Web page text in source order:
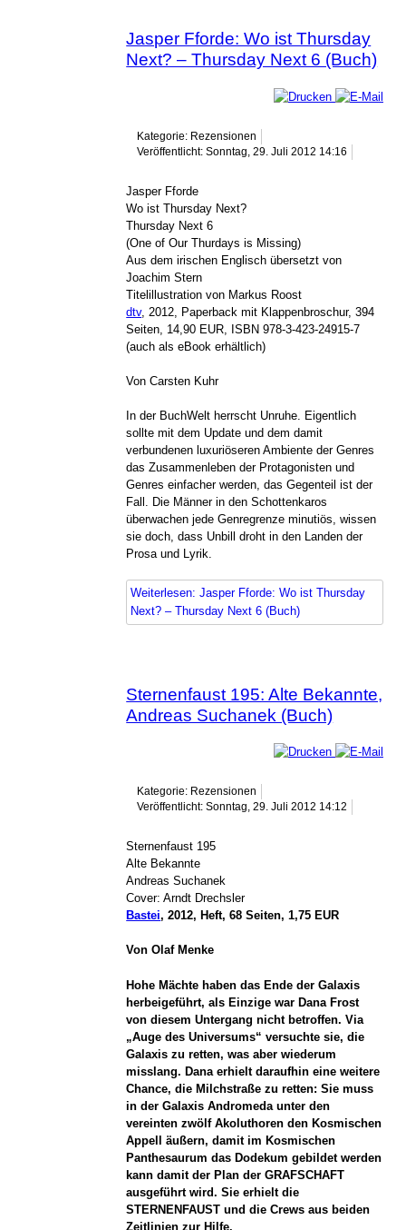
Jasper Fforde: Wo ist Thursday
Next? – Thursday Next 6 (Buch)
Kategorie: Rezensionen
Veröffentlicht: Sonntag, 29. Juli 2012 14:16
Jasper Fforde
Wo ist Thursday Next?
Thursday Next 6
(One of Our Thurdays is Missing)
Aus dem irischen Englisch übersetzt von
Joachim Stern
Titelillustration von Markus Roost
dtv, 2012, Paperback mit Klappenbroschur, 394
Seiten, 14,90 EUR, ISBN 978-3-423-24915-7
(auch als eBook erhältlich)
Von Carsten Kuhr
In der BuchWelt herrscht Unruhe. Eigentlich
sollte mit dem Update und dem damit
verbundenen luxuriöseren Ambiente der Genres
das Zusammenleben der Protagonisten und
Genres einfacher werden, das Gegenteil ist der
Fall. Die Männer in den Schottenkaros
überwachen jede Genregrenze minutiös, wissen
sie doch, dass Unbill droht in den Landen der
Prosa und Lyrik.
Weiterlesen: Jasper Fforde: Wo ist Thursday
Next? – Thursday Next 6 (Buch)
Sternenfaust 195: Alte Bekannte,
Andreas Suchanek (Buch)
Kategorie: Rezensionen
Veröffentlicht: Sonntag, 29. Juli 2012 14:12
Sternenfaust 195
Alte Bekannte
Andreas Suchanek
Cover: Arndt Drechsler
Bastei, 2012, Heft, 68 Seiten, 1,75 EUR
Von Olaf Menke
Hohe Mächte haben das Ende der Galaxis
herbeigeführt, als Einzige war Dana Frost
von diesem Untergang nicht betroffen. Via
„Auge des Universums“ versuchte sie, die
Galaxis zu retten, was aber wiederum
misslang. Dana erhielt daraufhin eine weitere
Chance, die Milchstraße zu retten: Sie muss
in der Galaxis Andromeda unter den
vereinten zwölf Akoluthoren den Kosmischen
Appell äußern, damit im Kosmischen
Panthesaurum das Dodekum gebildet werden
kann damit der Plan der GRAFSCHAFT
ausgeführt wird. Sie erhielt die
STERNENFAUST und die Crews aus beiden
Zeitlinien zur Hilfe.